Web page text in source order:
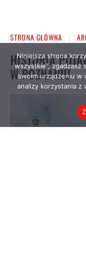
Niniejsza strona
wszystkie”, zgadzasz
swoim urządzeniu w
analizy korzystania z